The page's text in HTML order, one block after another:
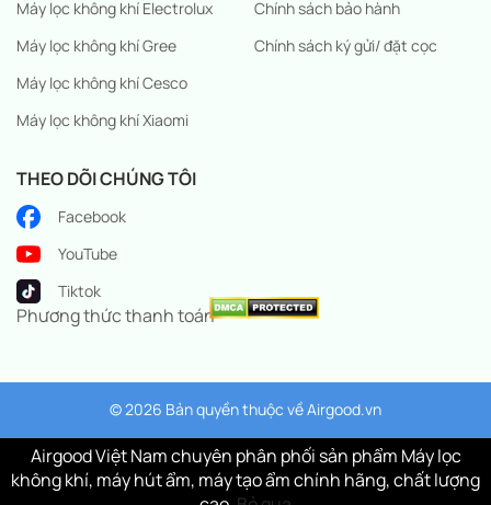
Máy lọc không khí Electrolux
Máy lọc không khí Gree
Máy lọc không khí Cesco
Máy lọc không khí Xiaomi
Chính sách bảo hành
Chính sách ký gửi/ đặt cọc
THEO DÕI CHÚNG TÔI
Facebook
YouTube
Tiktok
Phương thức thanh toán
© 2026 Bản quyền thuộc vềAirgood.vn
Airgood Việt Nam chuyên phân phối sản phẩm Máy lọc
không khí, máy hút ẩm, máy tạo ẩm chính hãng, chất lượng